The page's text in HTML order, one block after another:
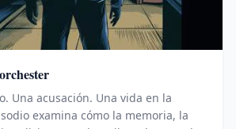
Una acusación. Una vida en la
examina cómo la memoria, la